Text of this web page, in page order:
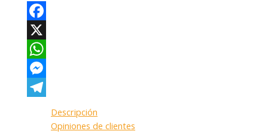
Facebook
X
WhatsApp
Messenger
Descripción
Opiniones de clientes